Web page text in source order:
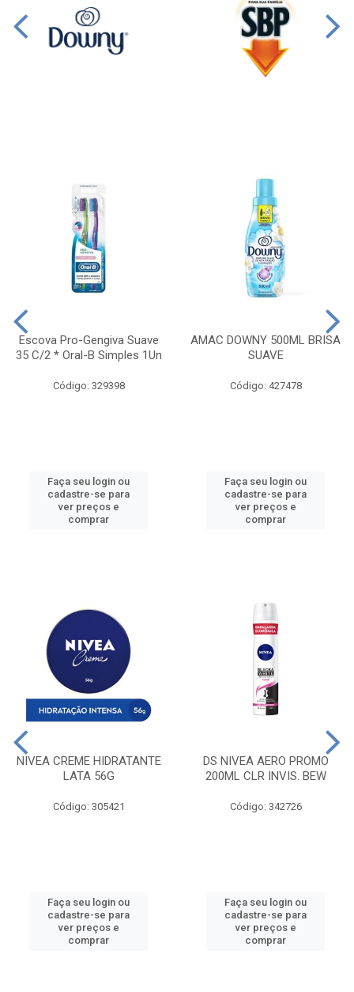
Escova Pro-Gengiva Suave
35 C/2 * Oral-B Simples 1Un
Código: 329398
Faça seu login ou
cadastre-se para
ver preços e
comprar
AMAC DOWNY 500ML BRISA
SUAVE
Código: 427478
Faça seu login ou
cadastre-se para
ver preços e
comprar
NIVEA CREME HIDRATANTE
LATA 56G
Código: 305421
Faça seu login ou
cadastre-se para
ver preços e
comprar
DS NIVEA AERO PROMO
200ML CLR INVIS. BEW
Código: 342726
Faça seu login ou
cadastre-se para
ver preços e
comprar